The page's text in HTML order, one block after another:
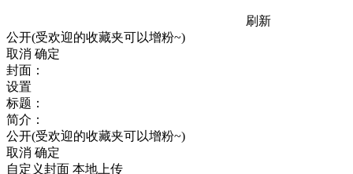
刷新
公开(受欢迎的收藏夹可以增粉~)
取消 确定
封面：
设置
标题：
简介：
公开(受欢迎的收藏夹可以增粉~)
取消 确定
自定义封面 本地上传